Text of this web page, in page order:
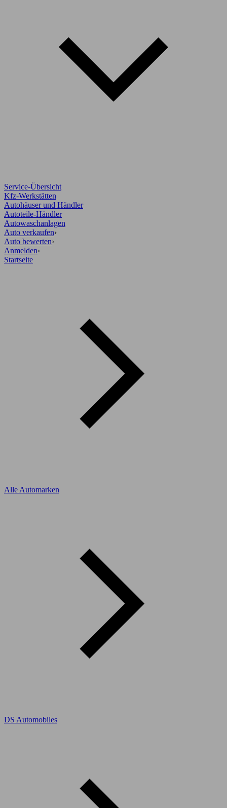
Service-Übersicht
Kfz-Werkstätten
Autohäuser und Händler
Autoteile-Händler
Autowaschanlagen
Auto verkaufen›
Auto bewerten›
Anmelden›
Startseite
Alle Automarken
DS Automobiles